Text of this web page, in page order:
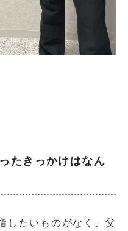
たきっかけはなん
したいものがなく、父